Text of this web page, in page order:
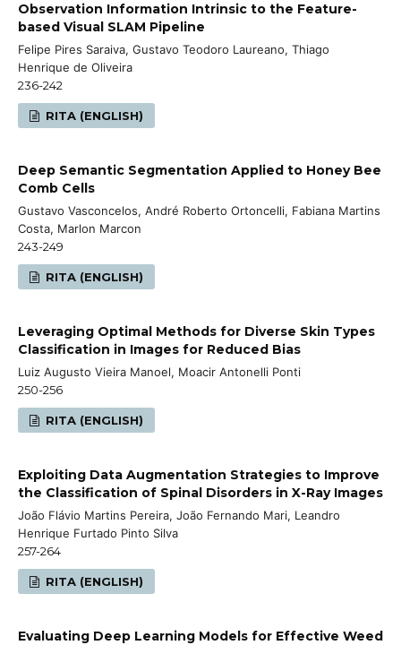
Observation Information Intrinsic to the Feature-
based Visual SLAM Pipeline
Felipe Pires Saraiva, Gustavo Teodoro Laureano, Thiago
Henrique de Oliveira
236-242
RITA (ENGLISH)
Deep Semantic Segmentation Applied to Honey Bee
Comb Cells
Gustavo Vasconcelos, André Roberto Ortoncelli, Fabiana Martins
Costa, Marlon Marcon
243-249
RITA (ENGLISH)
Leveraging Optimal Methods for Diverse Skin Types
Classification in Images for Reduced Bias
Luiz Augusto Vieira Manoel, Moacir Antonelli Ponti
250-256
RITA (ENGLISH)
Exploiting Data Augmentation Strategies to Improve
the Classification of Spinal Disorders in X-Ray Images
João Flávio Martins Pereira, João Fernando Mari, Leandro
Henrique Furtado Pinto Silva
257-264
RITA (ENGLISH)
Evaluating Deep Learning Models for Effective Weed